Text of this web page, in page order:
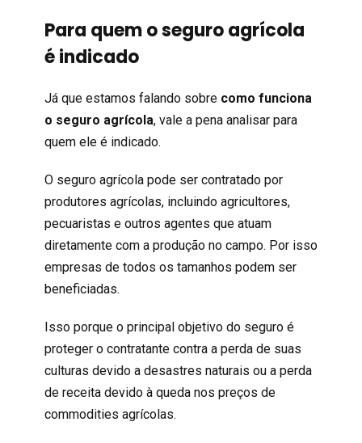
Para quem o seguro agrícola
é indicado
Já que estamos falando sobre como funciona
o seguro agrícola, vale a pena analisar para
quem ele é indicado.
O seguro agrícola pode ser contratado por
produtores agrícolas, incluindo agricultores,
pecuaristas e outros agentes que atuam
diretamente com a produção no campo. Por isso
empresas de todos os tamanhos podem ser
beneficiadas.
Isso porque o principal objetivo do seguro é
proteger o contratante contra a perda de suas
culturas devido a desastres naturais ou a perda
de receita devido à queda nos preços de
commodities agrícolas.